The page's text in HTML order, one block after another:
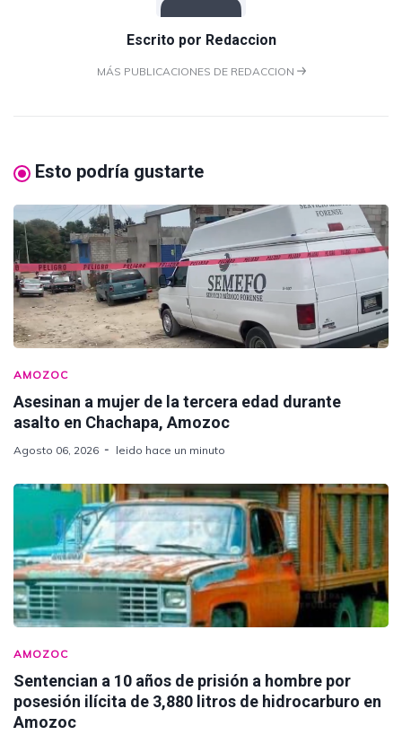
Escrito por Redaccion
MÁS PUBLICACIONES DE REDACCION
Esto podría gustarte
AMOZOC
Asesinan a mujer de la tercera edad durante
asalto en Chachapa, Amozoc
Agosto 06, 2026 leido hace un minuto
AMOZOC
Sentencian a 10 años de prisión a hombre por
posesión ilícita de 3,880 litros de hidrocarburo en
Amozoc